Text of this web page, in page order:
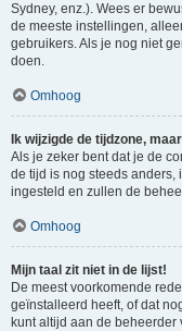
Sydney, enz.). Wees er
de meeste instellingen,
gebruikers. Als je nog niet
doen.
Omhoog
Ik wijzigde de tijdzone,
Als je zeker bent dat je de
de tijd is nog steeds anders,
ingesteld en zullen de
Omhoog
Mijn taal zit niet in de lijst!
De meest voorkomende
geïnstalleerd heeft, of dat
kunt altijd aan de beheerder